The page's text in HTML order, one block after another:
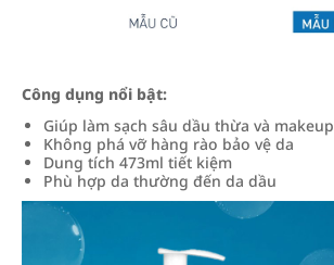
Công dụng nổi bật:
Giúp làm sạch sâu dầu thừa và makeup
Không phá vỡ hàng rào bảo vệ da
Dung tích 473ml tiết kiệm
Phù hợp da thường đến da dầu